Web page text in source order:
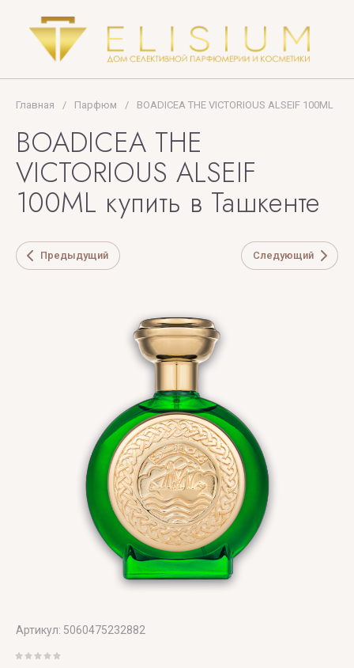
Главная / Парфюм / BOADICEA THE VICTORIOUS ALSEIF 100ML
BOADICEA THE
VICTORIOUS ALSEIF
100ML купить в Ташкенте
Предыдущий Следующий
Артикул: 5060475232882
TOP
PERFUMER
U
UNIQUE'E
LUXURY
V
V
Canto
VALMONT
VERONIQUE
GABAI
Vertus
Secret
VIKTOR
& ROLF
VILHELM
PARFUMERIE
Vince
Camuto
X
Xerjoff
Y
Saint
Laurent
Z